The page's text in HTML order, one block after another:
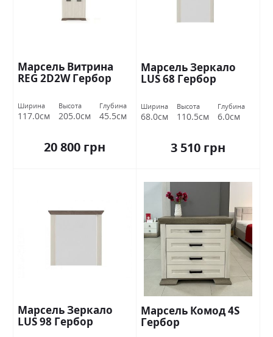
Марсель Витрина
REG 2D2W Гербор
Ширина
117.0см
Высота
205.0см
Глубина
45.5см
20 800 грн
Марсель Зеркало
LUS 68 Гербор
Ширина
68.0см
Высота
110.5см
Глубина
6.0см
3 510 грн
Марсель Зеркало
LUS 98 Гербор
Марсель Комод 4S
Гербор